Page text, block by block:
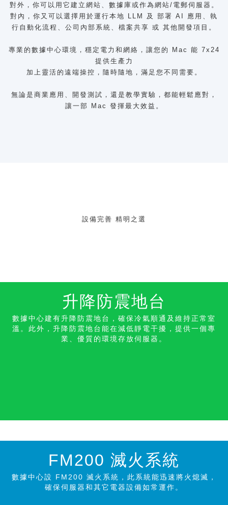
對外，你可以用它建立網站、數據庫或作為網站/電郵伺服器。
對內，你又可以選擇用於運行本地 LLM 及 部署 AI 應用、執
行自動化流程、公司內部系統、檔案共享 或 其他開發項目。
專業的數據中心環境，穩定電力和網絡，讓您的 Mac 能 7x24
提供生產力
加上靈活的遠端操控，隨時隨地，滿足您不同需要。
無論是商業應用、開發測試，還是教學實驗，都能輕鬆應對，
讓一部 Mac 發揮最大效益。
設備完善 精明之選
升降防震地台
數據中心建有升降防震地台，確保冷氣順通及維持正常室
溫。此外，升降防震地台能在減低靜電干擾，提供一個專
業、優質的環境存放伺服器。
FM200 滅火系統
數據中心設 FM200 滅火系統，此系統能迅速將火熄滅，
確保伺服器和其它電器設備如常運作。